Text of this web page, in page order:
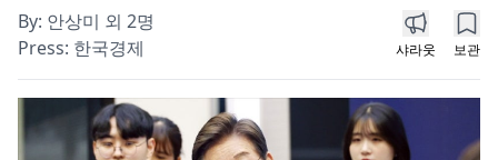
By: 안상미 외 2명
Press: 한국경제 샤라웃 보관